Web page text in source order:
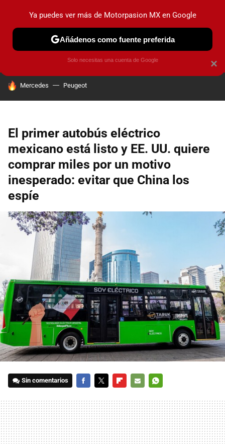
PRUEBAS INDUSTRIA HOY NO CIRCULA
HOY SE HABLA DE
Mercedes Peugeot
El primer autobús eléctrico
mexicano está listo y EE. UU. quiere
comprar miles por un motivo
inesperado: evitar que China los
espíe
Sin comentarios
MAIL
×
Ya puedes ver más de Motorpasion MX en Google
Añádenos como fuente preferida
Solo necesitas una cuenta de Google